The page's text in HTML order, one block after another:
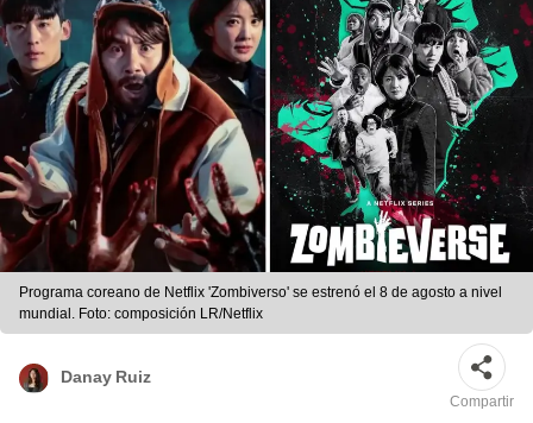
Programa coreano de Netflix 'Zombiverso' se estrenó el 8 de agosto a nivel
mundial. Foto: composición LR/Netflix
Danay Ruiz
Compartir